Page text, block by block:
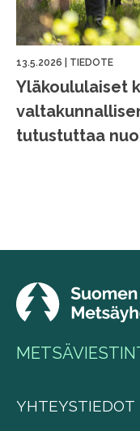
13.5.2026 TIEDOTE
Yläkoululaiset
tutustuttaa
YHTEYSTIEDOT